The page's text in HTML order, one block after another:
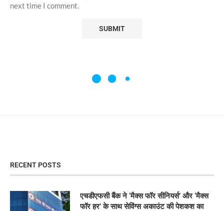
next time I comment.
RECENT POSTS
एचडीएफसी बैंक ने ‘मैक्स फॉर सीनियर्स’ और ‘मैक्स
फॉर हर’ के साथ सेविंग्स अकाउंट की पेशकश का